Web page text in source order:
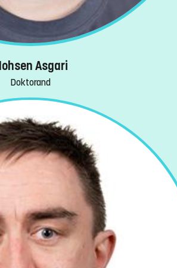
Asgari
Doktorand